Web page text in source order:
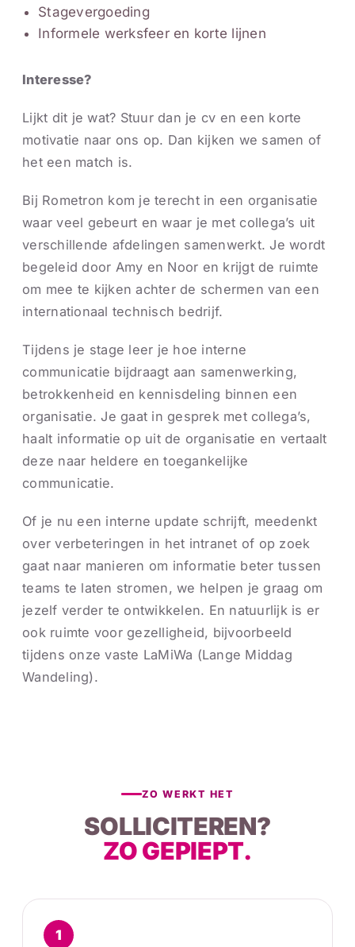
Stagevergoeding
Informele werksfeer en korte lijnen
Interesse?
Lijkt dit je wat? Stuur dan je cv en een korte
motivatie naar ons op. Dan kijken we samen of
het een match is.
Bij Rometron kom je terecht in een organisatie
waar veel gebeurt en waar je met collega’s uit
verschillende afdelingen samenwerkt. Je wordt
begeleid door Amy en Noor en krijgt de ruimte
om mee te kijken achter de schermen van een
internationaal technisch bedrijf.
Tijdens je stage leer je hoe interne
communicatie bijdraagt aan samenwerking,
betrokkenheid en kennisdeling binnen een
organisatie. Je gaat in gesprek met collega’s,
haalt informatie op uit de organisatie en vertaalt
deze naar heldere en toegankelijke
communicatie.
Of je nu een interne update schrijft, meedenkt
over verbeteringen in het intranet of op zoek
gaat naar manieren om informatie beter tussen
teams te laten stromen, we helpen je graag om
jezelf verder te ontwikkelen. En natuurlijk is er
ook ruimte voor gezelligheid, bijvoorbeeld
tijdens onze vaste LaMiWa (Lange Middag
Wandeling).
ZO WERKT HET
SOLLICITEREN?
ZO GEPIEPT.
1